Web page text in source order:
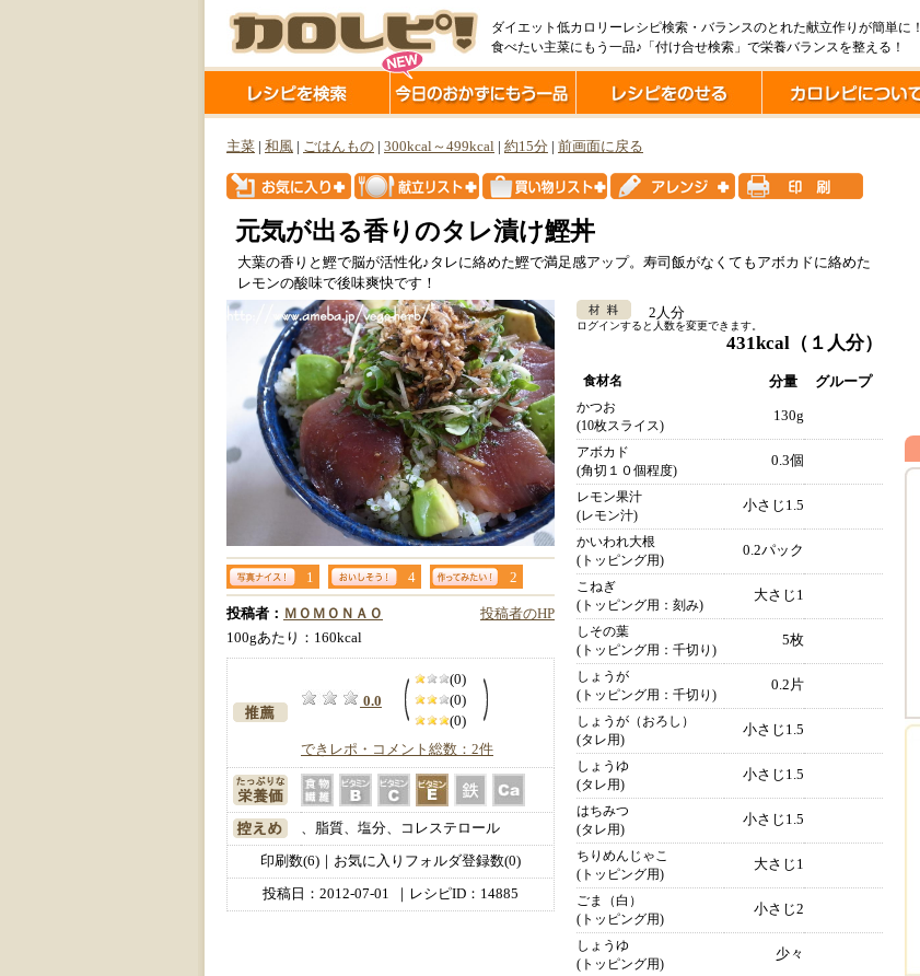
ダイエット低カロリーレシピ検索・バランスのとれた献立作りが簡単に！
食べたい主菜にもう一品♪「付け合せ検索」で栄養バランスを整える！
主菜 和風 ごはんもの 300kcal～499kcal 約15分 前画面に戻る
元気が出る香りのタレ漬け鰹丼
大葉の香りと鰹で脳が活性化♪タレに絡めた鰹で満足感アップ。寿司飯がなくてもアボカドに絡めた
レモンの酸味で後味爽快です！
1 4 2
投稿者のHP
投稿者： ＭＯＭＯＮＡＯ
100gあたり：160kcal
0.0
(0)
(0)
(0)
できレポ・コメント総数：2件
、脂質、塩分、コレステロール
印刷数(6)｜お気に入りフォルダ登録数(0)
投稿日： 2012-07-01 ｜レシピID：14885
2人分
ログインすると人数を変更できます。
431kcal （１人分）
食材名 分量 グループ
かつお
(10枚スライス)
130g
アボカド
(角切１０個程度)
0.3個
レモン果汁
(レモン汁)
小さじ1.5
かいわれ大根
(トッピング用)
0.2パック
こねぎ
(トッピング用：刻み)
大さじ1
しその葉
(トッピング用：千切り)
5枚
しょうが
(トッピング用：千切り)
0.2片
しょうが（おろし）
(タレ用)
小さじ1.5
しょうゆ
(タレ用)
小さじ1.5
はちみつ
(タレ用)
小さじ1.5
ちりめんじゃこ
(トッピング用)
大さじ1
ごま（白）
(トッピング用)
小さじ2
しょうゆ
(トッピング用)
少々